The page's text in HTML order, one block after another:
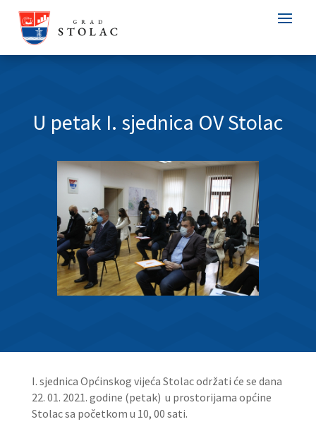
U petak I. sjednica OV Stolac
I. sjednica Općinskog vijeća Stolac održati će se dana
22. 01. 2021. godine (petak) u prostorijama općine
Stolac sa početkom u 10, 00 sati.